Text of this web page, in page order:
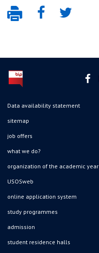
Data availability statement
sitemap
job offers
what we do?
organization of the academic year
USOSweb
online application system
study programmes
admission
student residence halls